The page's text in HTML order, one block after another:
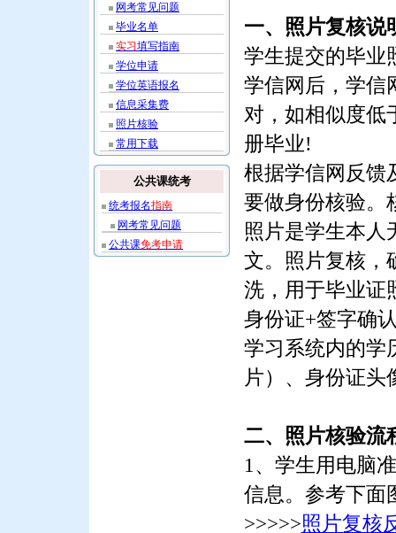
网考常见问题
毕业名单
实习 填写指南
学位申请
学位英语报名
信息采集费
照片核验
常用下载
公共课统考
统考报名指南
网考常见问题
公共课免考申请
一、照片复核说
学生提交的毕业
学信网后，学信
对，如相似度低
册毕业!
根据学信网反馈
要做身份核验。
照片是学生本人
文。照片复核，
洗，用于毕业证
身份证+签字确
学习系统内的学
片）、身份证头
二、照片核验流
1、学生用电脑
信息。参考下面
>>>>>照片复核